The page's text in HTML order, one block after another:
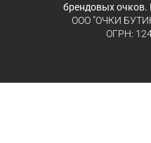
брендовых
ООО "ОЧКИ
ОГРН: